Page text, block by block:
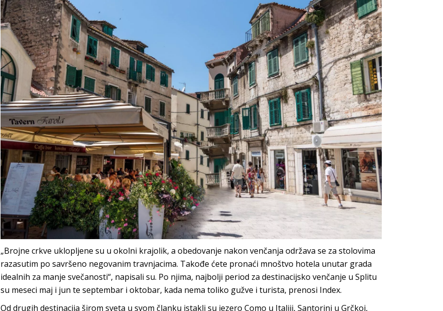
„Brojne crkve uklopljene su u okolni krajolik, a obedovanje nakon venčanja održava se za stolovima
razasutim po savršeno negovanim travnjacima. Takođe ćete pronaći mnoštvo hotela unutar grada
idealnih za manje svečanosti“, napisali su. Po njima, najbolji period za destinacijsko venčanje u Splitu
su meseci maj i jun te septembar i oktobar, kada nema toliko gužve i turista, prenosi Index.
Od drugih destinacija širom sveta u svom članku istakli su jezero Como u Italiji, Santorini u Grčkoj,